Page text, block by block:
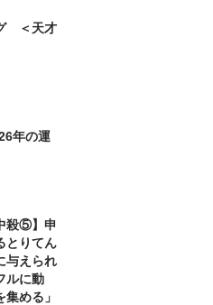
＜天才
年の運
殺⑤】申
とりてん
与えられ
ルに動
める」